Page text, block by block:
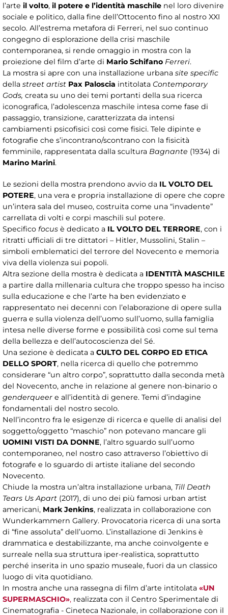
l’arte il volto, il potere e l’identità maschile nel loro divenire
sociale e politico, dalla fine dell’Ottocento fino al nostro XXI
secolo. All’estrema metafora di Ferreri, nel suo continuo
congegno di esplorazione della crisi maschile
contemporanea, si rende omaggio in mostra con la
proiezione del film d’arte di Mario Schifano Ferreri.
La mostra si apre con una installazione urbana site specific
della street artist Pax Paloscia intitolata Contemporary
Gods, creata su uno dei temi portanti della sua ricerca
iconografica, l’adolescenza maschile intesa come fase di
passaggio, transizione, caratterizzata da intensi
cambiamenti psicofisici così come fisici. Tele dipinte e
fotografie che s’incontrano/scontrano con la fisicità
femminile, rappresentata dalla scultura Bagnante (1934) di
Marino Marini.
Le sezioni della mostra prendono avvio da IL VOLTO DEL
POTERE, una vera e propria installazione di opere che copre
un’intera sala del museo, costruita come una “invadente”
carrellata di volti e corpi maschili sul potere.
Specifico focus è dedicato a IL VOLTO DEL TERRORE, con i
ritratti ufficiali di tre dittatori – Hitler, Mussolini, Stalin –
simboli emblematici del terrore del Novecento e memoria
viva della violenza sui popoli.
Altra sezione della mostra è dedicata a IDENTITÀ MASCHILE
a partire dalla millenaria cultura che troppo spesso ha inciso
sulla educazione e che l’arte ha ben evidenziato e
rappresentato nei decenni con l’elaborazione di opere sulla
guerra e sulla violenza dell’uomo sull’uomo, sulla famiglia
intesa nelle diverse forme e possibilità così come sul tema
della bellezza e dell’autocoscienza del Sé.
Una sezione è dedicata a CULTO DEL CORPO ED ETICA
DELLO SPORT, nella ricerca di quello che potremmo
considerare “un altro corpo”, soprattutto dalla seconda metà
del Novecento, anche in relazione al genere non-binario o
genderqueer e all’identità di genere. Temi d’indagine
fondamentali del nostro secolo.
Nell’incontro fra le esigenze di ricerca e quelle di analisi del
soggetto/oggetto “maschio” non potevano mancare gli
UOMINI VISTI DA DONNE, l’altro sguardo sull’uomo
contemporaneo, nel nostro caso attraverso l’obiettivo di
fotografe e lo sguardo di artiste italiane del secondo
Novecento.
Chiude la mostra un’altra installazione urbana, Till Death
Tears Us Apart (2017), di uno dei più famosi urban artist
americani, Mark Jenkins, realizzata in collaborazione con
Wunderkammern Gallery. Provocatoria ricerca di una sorta
di “fine assoluta” dell’uomo. L’installazione di Jenkins è
drammatica e destabilizzante, ma anche coinvolgente e
surreale nella sua struttura iper-realistica, soprattutto
perché inserita in uno spazio museale, fuori da un classico
luogo di vita quotidiano.
In mostra anche una rassegna di film d’arte intitolata «UN
SUPERMASCHIO», realizzata con il Centro Sperimentale di
Cinematografia - Cineteca Nazionale, in collaborazione con il